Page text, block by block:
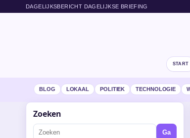
DAGELIJKSBERICHT DAGELIJKSE BRIEFING
START
BLOG LOKAAL POLITIEK TECHNOLOGIE
Zoeken
Ga